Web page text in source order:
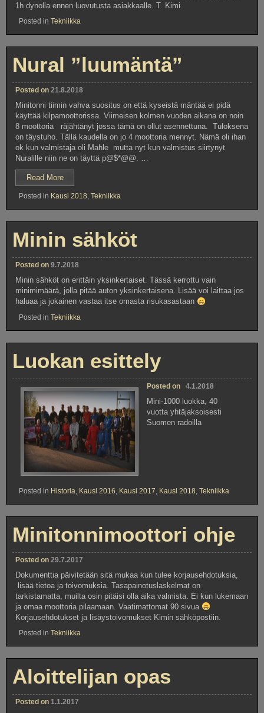
1h dynolla ennen luovutusta asiakkaalle. T. Kimi
Posted in Tekniikka
Nural ”luumäntä”
Posted on 21.8.2018
Minitonni tiimin vahva suositus on että kyseistä mäntää ei pidä
käyttää kilpamoottorissa. Viimeisen kolmen vuoden aikana on noin
8 moottoria räjähtänyt jossa tämä on ollut asennettuna. Tuloksena
on täystuho. Tällä kaudella on jo 4 moottoria mennyt. Nämä oli ihan
ok kun valmistaja oli Mahle mutta nyt kun valmistus siirtynyt
Nuralille niin ne on täyttä p@$*@@. …
Read More”Nural
”luumäntä””
Posted in Kausi 2018, Tekniikka
Minin sähköt
Posted on 9.7.2018
Minin sähköt on erittäin yksinkertaiset. Tässä kerrottu vain
minimimäärä, jolla pitää auton yksinkertaisena. Lisää voi laittaa jos
haluaa ja jokainen vastaa itse omasta risukasastaan
Posted in Tekniikka
Luokan esittely
Posted on 4.1.2018
Mini-1000 luokka, 40
vuotta yhtäjaksoisesti
Suomen radoilla
Posted in Historia Kausi 2016 Kausi 2017 Kausi 2018 Tekniikka
Minitonnimoottori ohje
Posted on 29.7.2017
Dokumenttia päivitetään sitä mukaa kun tulee korjausehdotuksia,
lisää tietoa ja toivomuksia. Tasapainotuslaskelmat on
tarkistamatta, muilta osin pitäisi olla aika valmista. Ei kun lukemaan
ja omaa moottoria pilaamaan. Vaatimattomat 90 sivua
Korjausehdotukset ja lisäystoivomukset Kimin sähköpostiin.
Posted in Tekniikka
Aloittelijan opas
Posted on 1.1.2017